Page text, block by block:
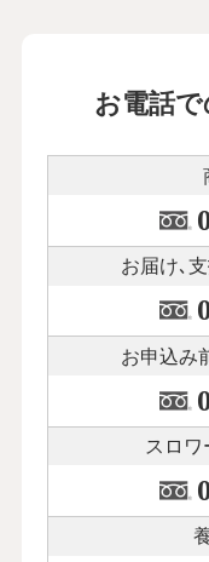
お電話
お届け､支
お申込み
スロワ